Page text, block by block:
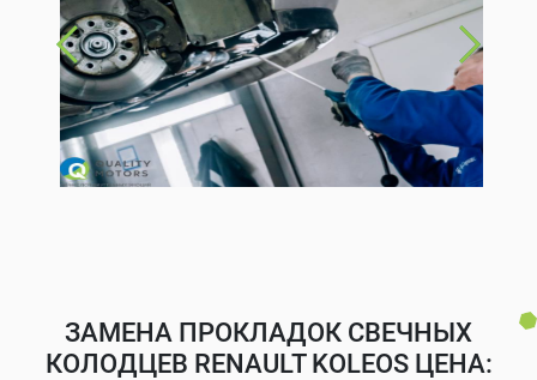
ЗАМЕНА ПРОКЛАДОК СВЕЧНЫХ
КОЛОДЦЕВ RENAULT KOLEOS ЦЕНА: